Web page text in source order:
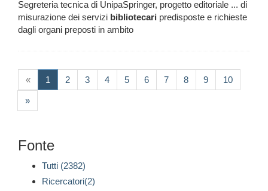
Segreteria tecnica di UnipaSpringer, progetto editoriale ... di
misurazione dei servizi bibliotecari predisposte e richieste
dagli organi preposti in ambito
« 1 (current)
2 3 4 5 6 7 8 9 10
»
Fonte
Tutti (2382)
Ricercatori(2)